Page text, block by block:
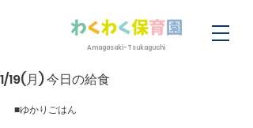
Amagasaki-Tsukaguchi
1/19(月) 今日の給食
■ゆかりごはん